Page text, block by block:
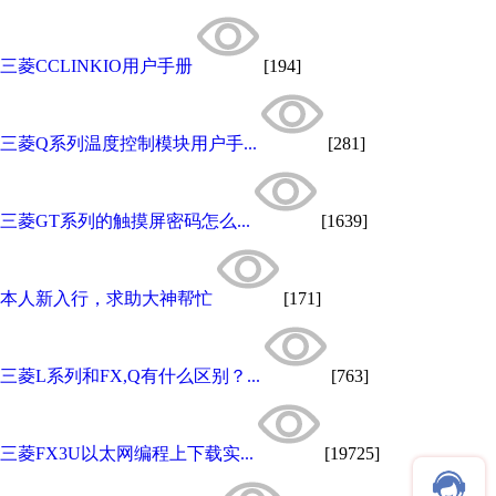
三菱CCLINKIO用户手册 [194]
三菱Q系列温度控制模块用户手... [281]
三菱GT系列的触摸屏密码怎么... [1639]
本人新入行，求助大神帮忙 [171]
三菱L系列和FX,Q有什么区别？... [763]
三菱FX3U以太网编程上下载实... [19725]